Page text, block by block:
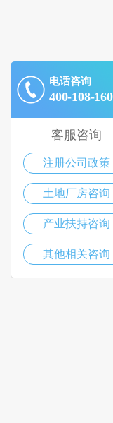
电话咨询
400-108-
客服咨询
注册公司政策
土地厂房咨询
产业扶持咨询
其他相关咨询